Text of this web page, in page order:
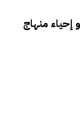
إحياء منهاج